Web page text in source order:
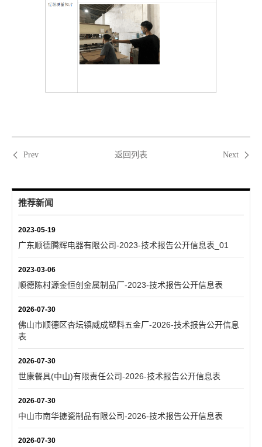
Prev 返回列表 Next
推荐新闻
2023-05-19
广东顺德腾辉电器有限公司-2023-技术报告公开信息表_01
2023-03-06
顺德陈村源金恒创金属制品厂-2023-技术报告公开信息表
2026-07-30
佛山市顺德区杏坛镇威成塑料五金厂-2026-技术报告公开信息
表
2026-07-30
世康餐具(中山)有限责任公司-2026-技术报告公开信息表
2026-07-30
中山市南华搪瓷制品有限公司-2026-技术报告公开信息表
2026-07-30